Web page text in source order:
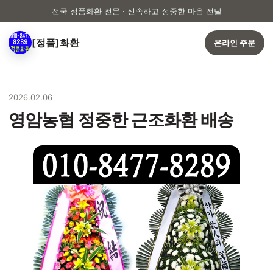
전국 정품화환 전문 · 신속하고 정중한 마음 전달
[정품]화환 온라인 주문
2026.02.06
영암농협 정중한 근조화환 배송